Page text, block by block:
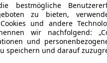
bestmögliche
zu bieten,
und andere
wir nachfolgend:
und
speichern und darauf